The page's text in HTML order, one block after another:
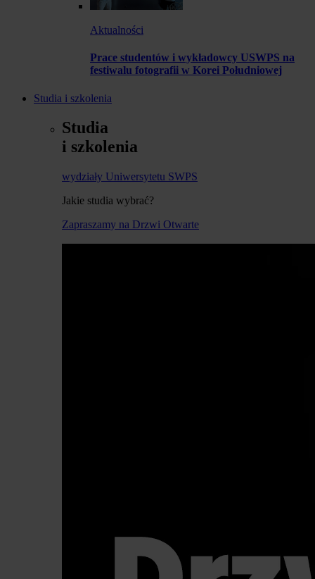
Aktualności
Prace studentów i wykładowcy USWPS na
festiwalu fotografii w Korei Południowej
Studia i szkolenia
Studia
i szkolenia
wydziały Uniwersytetu SWPS
Jakie studia wybrać?
Zapraszamy na Drzwi Otwarte